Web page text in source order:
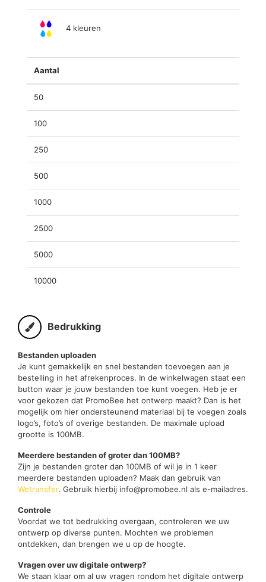
4 kleuren
Aantal
50
100
250
500
1000
2500
5000
10000
Bedrukking
Bestanden uploaden
Je kunt gemakkelijk en snel bestanden toevoegen aan je
bestelling in het afrekenproces. In de winkelwagen staat een
button waar je jouw bestanden toe kunt voegen. Heb je er
voor gekozen dat PromoBee het ontwerp maakt? Dan is het
mogelijk om hier ondersteunend materiaal bij te voegen zoals
logo’s, foto’s of overige bestanden. De maximale upload
grootte is 100MB.
Meerdere bestanden of groter dan 100MB?
Zijn je bestanden groter dan 100MB of wil je in 1 keer
meerdere bestanden uploaden? Maak dan gebruik van
Wetransfer. Gebruik hierbij info@promobee.nl als e-mailadres.
Controle
Voordat we tot bedrukking overgaan, controleren we uw
ontwerp op diverse punten. Mochten we problemen
ontdekken, dan brengen we u op de hoogte.
Vragen over uw digitale ontwerp?
We staan klaar om al uw vragen rondom het digitale ontwerp